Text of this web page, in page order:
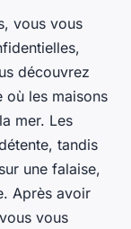
vous vous
découvrez
où les maisons
mer. Les
tandis
une falaise,
Après avoir
vous